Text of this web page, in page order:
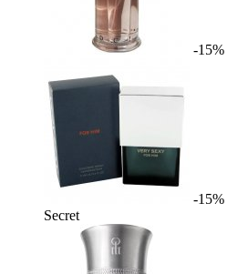
-15%
-15%
Secret